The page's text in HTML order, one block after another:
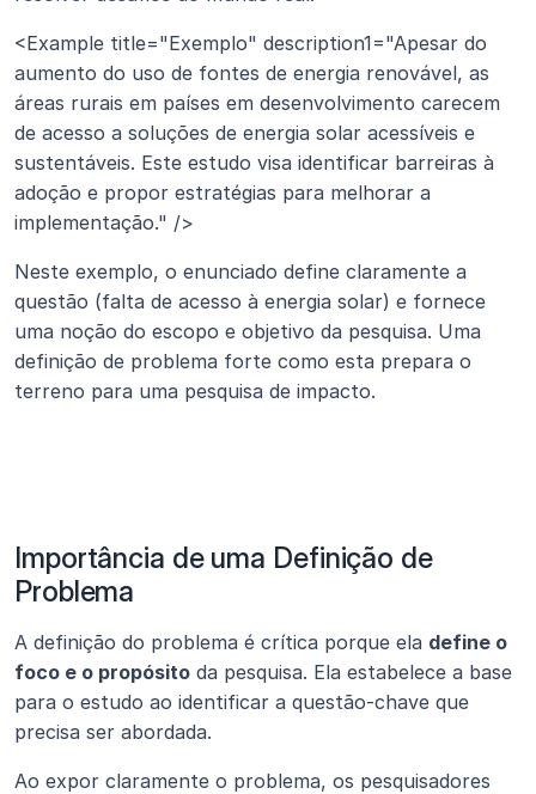
<Example title="Exemplo" description1="Apesar do
aumento do uso de fontes de energia renovável, as
áreas rurais em países em desenvolvimento carecem
de acesso a soluções de energia solar acessíveis e
sustentáveis. Este estudo visa identificar barreiras à
adoção e propor estratégias para melhorar a
implementação." />
Neste exemplo, o enunciado define claramente a
questão (falta de acesso à energia solar) e fornece
uma noção do escopo e objetivo da pesquisa. Uma
definição de problema forte como esta prepara o
terreno para uma pesquisa de impacto.
Importância de uma Definição de
Problema
A definição do problema é crítica porque ela define o
foco e o propósito da pesquisa. Ela estabelece a base
para o estudo ao identificar a questão-chave que
precisa ser abordada.
Ao expor claramente o problema, os pesquisadores